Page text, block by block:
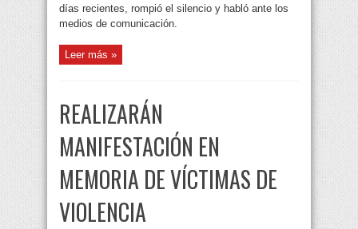
días recientes, rompió el silencio y habló ante los
medios de comunicación.
Leer más »
REALIZARÁN
MANIFESTACIÓN EN
MEMORIA DE VÍCTIMAS DE
VIOLENCIA